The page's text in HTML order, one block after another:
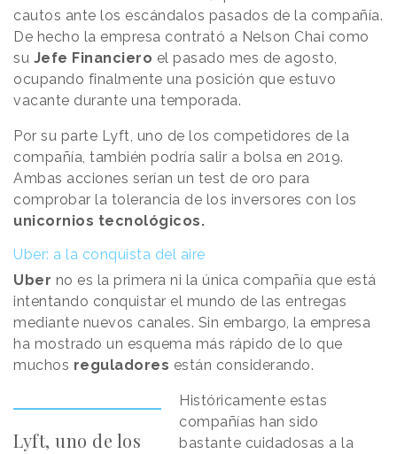
cautos ante los escándalos pasados de la compañía.
De hecho la empresa contrató a Nelson Chai como
su Jefe Financiero el pasado mes de agosto,
ocupando finalmente una posición que estuvo
vacante durante una temporada.
Por su parte Lyft, uno de los competidores de la
compañía, también podría salir a bolsa en 2019.
Ambas acciones serían un test de oro para
comprobar la tolerancia de los inversores con los
unicornios tecnológicos.
Uber: a la conquista del aire
Uber no es la primera ni la única compañía que está
intentando conquistar el mundo de las entregas
mediante nuevos canales. Sin embargo, la empresa
ha mostrado un esquema más rápido de lo que
muchos reguladores están considerando.
Lyft, uno de los
Históricamente estas
compañías han sido
bastante cuidadosas a la